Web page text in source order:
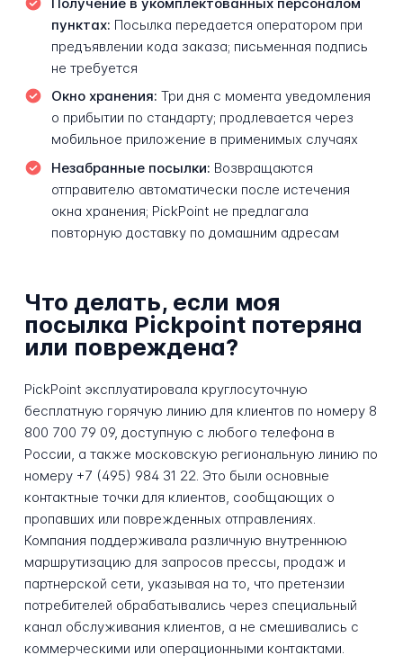
пунктах: Посылка передается оператором при
предъявлении кода заказа; письменная подпись
не требуется
Окно хранения: Три дня с момента уведомления
о прибытии по стандарту; продлевается через
мобильное приложение в применимых случаях
Незабранные посылки: Возвращаются
отправителю автоматически после истечения
окна хранения; PickPoint не предлагала
повторную доставку по домашним адресам
Что делать, если моя
посылка Pickpoint потеряна
или повреждена?
PickPoint эксплуатировала круглосуточную
бесплатную горячую линию для клиентов по номеру 8
800 700 79 09, доступную с любого телефона в
России, а также московскую региональную линию по
номеру +7 (495) 984 31 22. Это были основные
контактные точки для клиентов, сообщающих о
пропавших или поврежденных отправлениях.
Компания поддерживала различную внутреннюю
маршрутизацию для запросов прессы, продаж и
партнерской сети, указывая на то, что претензии
потребителей обрабатывались через специальный
канал обслуживания клиентов, а не смешивались с
коммерческими или операционными контактами.